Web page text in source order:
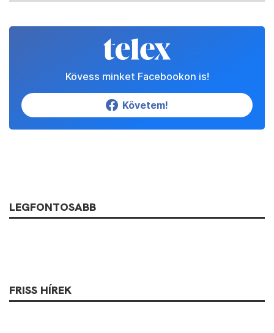
Kövess minket Facebookon is!
Követem!
LEGFONTOSABB
FRISS HÍREK